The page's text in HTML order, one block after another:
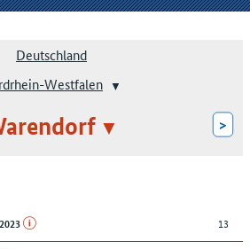
Deutschland
Westfalen
>
13